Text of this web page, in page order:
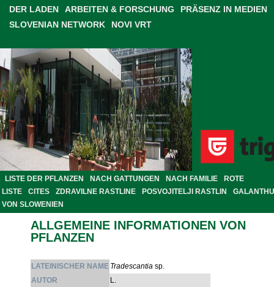
DER LADEN
ARBEITEN & FORSCHUNG
PRÄSENZ IN MEDIEN
SLOVENIAN NETWORK
NOVI VRT
LISTE DER PFLANZEN NACH GATTUNGEN NACH FAMILIE
ROTE
LISTE
CITES ZDRAVILNE RASTLINE POSVOJITELJI RASTLIN
VON SLOWENIEN
ALLGEMEINE INFORMATIONEN VON
PFLANZEN
LATEINISCHER NAME Tradescantia sp.
AUTOR
L.